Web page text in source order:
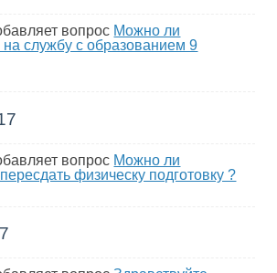
вопрос Можно ли
на службу с образованием 9
вопрос Можно ли
физическу подготовку ?